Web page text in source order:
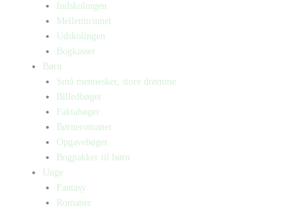
Indskolingen
Mellemtrinnet
Udskolingen
Bogkasser
Børn
Små mennesker, store drømme
Billedbøger
Faktabøger
Børneromaner
Opgavebøger
Bogpakker til børn
Unge
Fantasy
Romaner